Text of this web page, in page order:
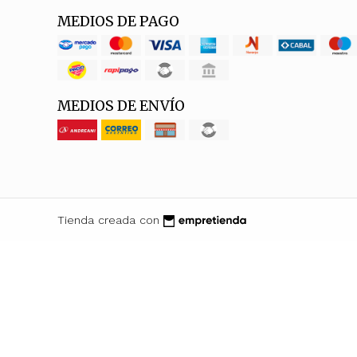
MEDIOS DE PAGO
MEDIOS DE ENVÍO
Tienda creada con